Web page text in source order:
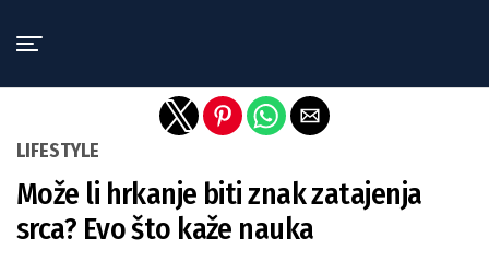
LIFESTYLE
Može li hrkanje biti znak zatajenja
srca? Evo što kaže nauka